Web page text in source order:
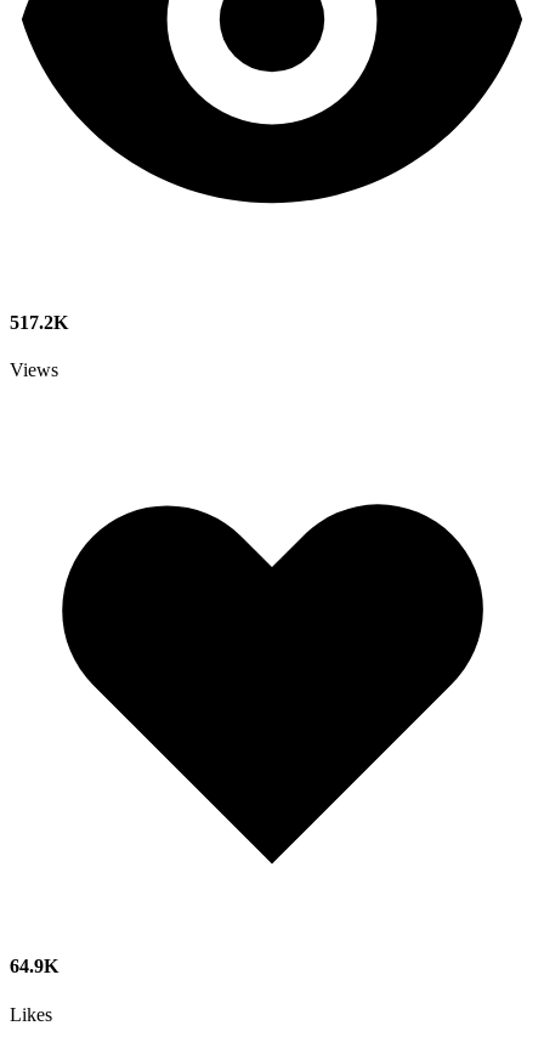
517.2K
Views
64.9K
Likes